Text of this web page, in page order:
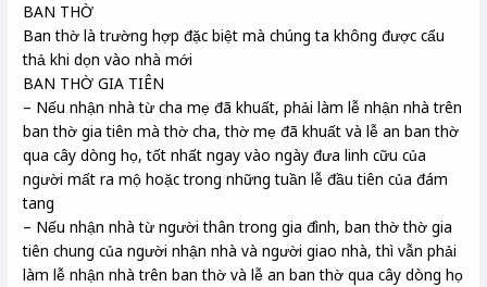
BAN THỜ
Ban thờ là trường hợp đặc biệt mà chúng ta không được cẩu
thả khi dọn vào nhà mới
BAN THỜ GIA TIÊN
– Nếu nhận nhà từ cha mẹ đã khuất, phải làm lễ nhận nhà trên
ban thờ gia tiên mà thờ cha, thờ mẹ đã khuất và lễ an ban thờ
qua cây dòng họ, tốt nhất ngay vào ngày đưa linh cữu của
người mất ra mộ hoặc trong những tuần lễ đầu tiên của đám
tang
– Nếu nhận nhà từ người thân trong gia đình, ban thờ thờ gia
tiên chung của người nhận nhà và người giao nhà, thì vẫn phải
làm lễ nhận nhà trên ban thờ và lễ an ban thờ qua cây dòng họ